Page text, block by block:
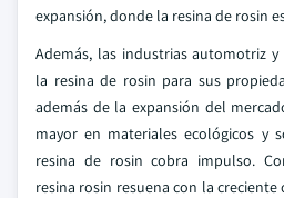
expansión, donde la resina de rosin
Además, las industrias automotriz
la resina de rosin para sus
además de la expansión del
mayor en materiales ecológicos y
resina de rosin cobra impulso.
resina rosin resuena con la